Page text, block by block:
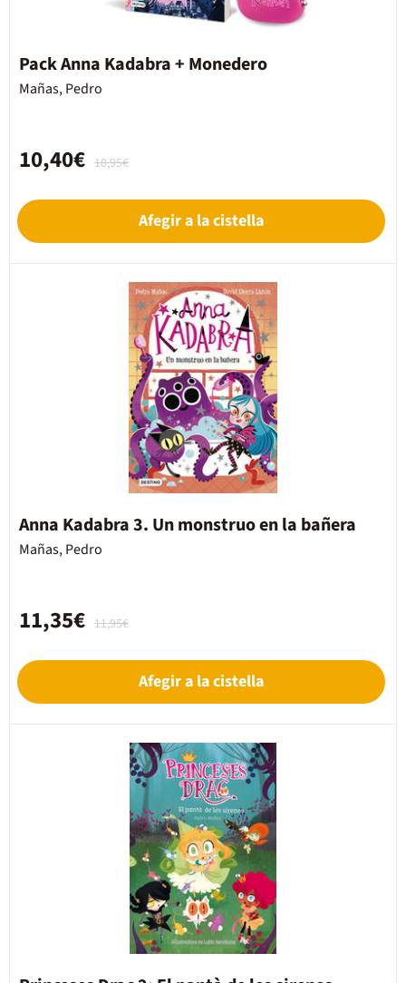
Pack Anna Kadabra + Monedero
Mañas, Pedro
10,95€
10,40€
Afegir a la cistella
Anna Kadabra 3. Un monstruo en la bañera
Mañas, Pedro
11,95€
11,35€
Afegir a la cistella